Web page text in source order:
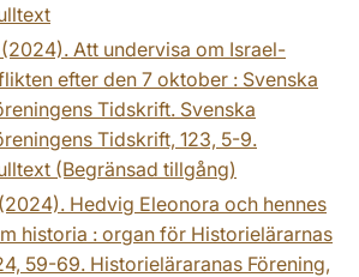
Att undervisa om Israel-
efter den 7 oktober : Svenska
Tidskrift. Svenska
Tidskrift, 123, 5-9.
(Begränsad tillgång)
Hedvig Eleonora och hennes
historia : organ för Historielärarnas
59-69. Historieläraranas Förening,